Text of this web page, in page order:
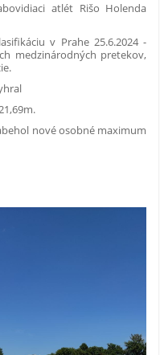
atlét Rišo Holenda
v Prahe 25.6.2024 -
medzinárodných pretekov,
nové osobné maximum